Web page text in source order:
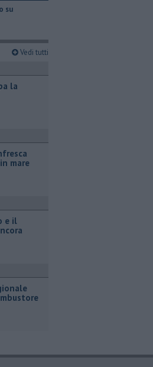
su
Vedi tutti
la
mare
e il